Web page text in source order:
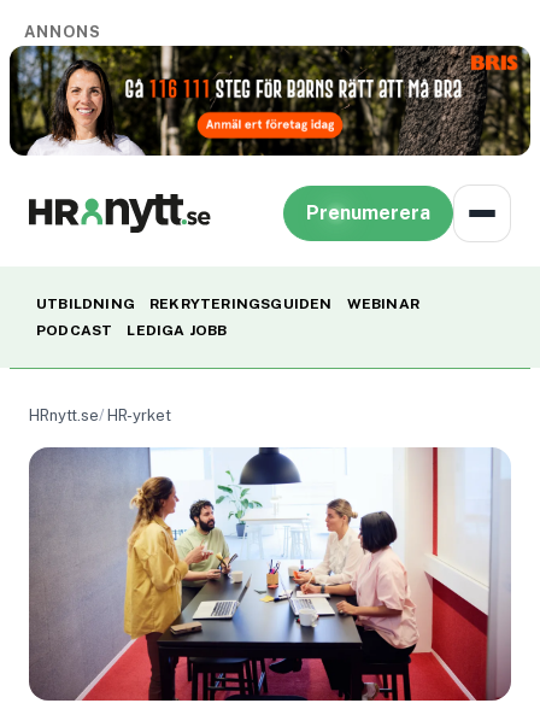
ANNONS
Prenumerera
UTBILDNING REKRYTERINGSGUIDEN
WEBINAR
PODCAST
LEDIGA JOBB
HRnytt.se HR-yrket